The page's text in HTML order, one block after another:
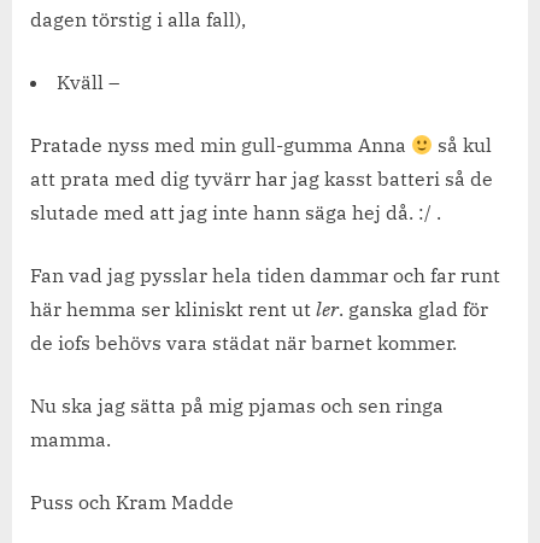
dagen törstig i alla fall),
Kväll –
Pratade nyss med min gull-gumma Anna
så kul
att prata med dig tyvärr har jag kasst batteri så de
slutade med att jag inte hann säga hej då. :/ .
Fan vad jag pysslar hela tiden dammar och far runt
här hemma ser kliniskt rent ut ler. ganska glad för
de iofs behövs vara städat när barnet kommer.
Nu ska jag sätta på mig pjamas och sen ringa
mamma.
Puss och Kram Madde